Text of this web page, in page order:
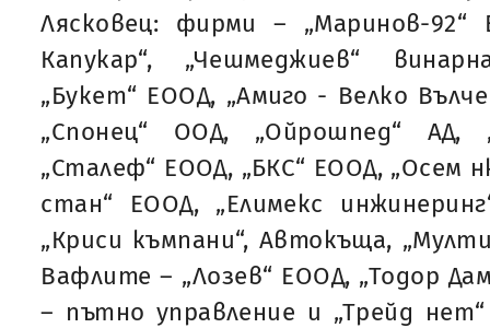
Лясковец: фирми – „Маринов-92“
Капукар“, „Чешмеджиев“
„Букет“ ЕООД, „Амиго - Велко
„Спонец“ ООД, „Ойрошпед“ АД,
„Сталеф“ ЕООД, „БКС“ ЕООД, „Осем
стан“ ЕООД, „Елимекс
„Криси къмпани“, Автокъща,
Вафлите – „Лозев“ ЕООД, „Тодор
– пътно управление и „Трейд